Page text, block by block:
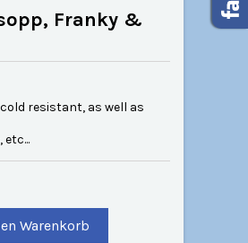
Franky &
resistant, as well as
Warenkorb